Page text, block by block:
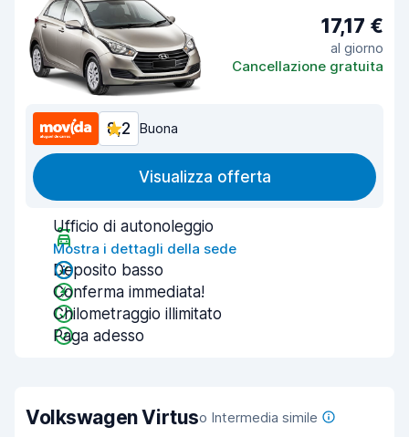
17,17 €
al giorno
Cancellazione gratuita
8,2 Buona
Visualizza offerta
Ufficio di autonoleggio
Mostra i dettagli della sede
Deposito basso
Conferma immediata!
Chilometraggio illimitato
Paga adesso
Volkswagen Virtuso Intermedia simile